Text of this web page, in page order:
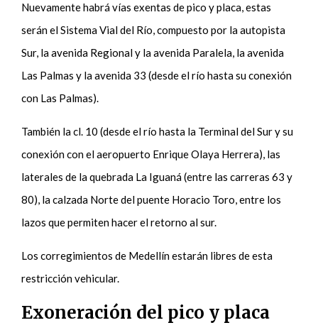
Nuevamente habrá vías exentas de pico y placa, estas
serán el Sistema Vial del Río, compuesto por la autopista
Sur, la avenida Regional y la avenida Paralela, la avenida
Las Palmas y la avenida 33 (desde el río hasta su conexión
con Las Palmas).
También la cl. 10 (desde el río hasta la Terminal del Sur y su
conexión con el aeropuerto Enrique Olaya Herrera), las
laterales de la quebrada La Iguaná (entre las carreras 63 y
80), la calzada Norte del puente Horacio Toro, entre los
lazos que permiten hacer el retorno al sur.
Los corregimientos de Medellín estarán libres de esta
restricción vehicular.
Exoneración del pico y placa